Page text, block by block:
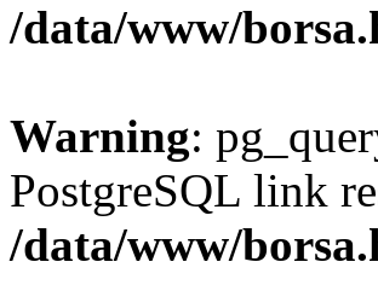
/data/www/
Warning:
PostgreSQL link
/data/www/